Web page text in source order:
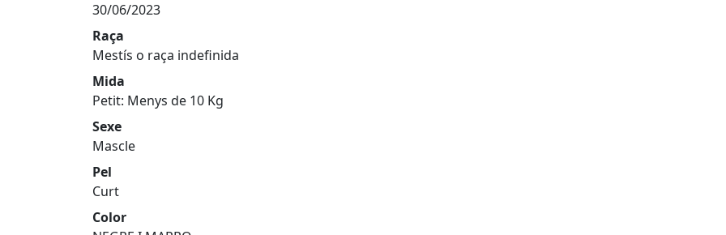
30/06/2023
Raça
Mestís o raça indefinida
Mida
Petit: Menys de 10 Kg
Sexe
Mascle
Pel
Curt
Color